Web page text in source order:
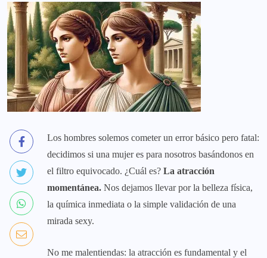
Los hombres solemos cometer un error básico pero fatal:
decidimos si una mujer es para nosotros basándonos en
el filtro equivocado. ¿Cuál es? La atracción
momentánea. Nos dejamos llevar por la belleza física,
la química inmediata o la simple validación de una
mirada sexy.
No me malentiendas: la atracción es fundamental y el